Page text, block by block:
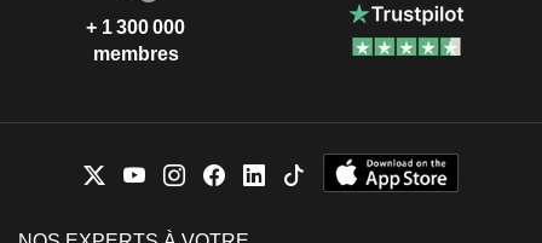
+ 1 300 000
membres